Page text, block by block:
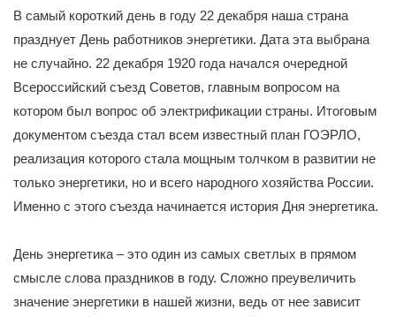
В самый короткий день в году 22 декабря наша страна
празднует День работников энергетики. Дата эта выбрана
не случайно. 22 декабря 1920 года начался очередной
Всероссийский съезд Советов, главным вопросом на
котором был вопрос об электрификации страны. Итоговым
документом съезда стал всем известный план ГОЭРЛО,
реализация которого стала мощным толчком в развитии не
только энергетики, но и всего народного хозяйства России.
Именно с этого съезда начинается история Дня энергетика.
День энергетика – это один из самых светлых в прямом
смысле слова праздников в году. Сложно преувеличить
значение энергетики в нашей жизни, ведь от нее зависит